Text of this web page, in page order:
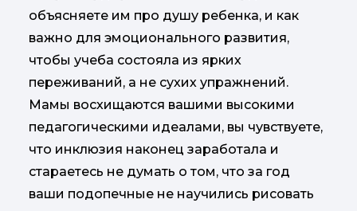
объясняете им про душу ребенка, и как
важно для эмоционального развития,
чтобы учеба состояла из ярких
переживаний, а не сухих упражнений.
Мамы восхищаются вашими высокими
педагогическими идеалами, вы чувствуете,
что инклюзия наконец заработала и
стараетесь не думать о том, что за год
ваши подопечные не научились рисовать